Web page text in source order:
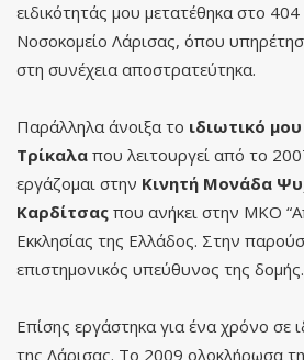
ειδικότητάς μου μετατέθηκα στο
Νοσοκομείο Λάρισας, όπου
στη συνέχεια αποστρατεύτηκα.
Παράλληλα άνοιξα το ιδιωτικό
Τρίκαλα που λειτουργεί από το
εργάζομαι στην Κινητή Μονάδα
Καρδίτσας που ανήκει στην ΜΚΟ
Εκκλησίας της Ελλάδος. Στην
επιστημονικός υπεύθυνος της δομής.
Επίσης εργάστηκα για ένα χρόνο σε
της Λάρισας. Το 2009 ολοκλήρωσα